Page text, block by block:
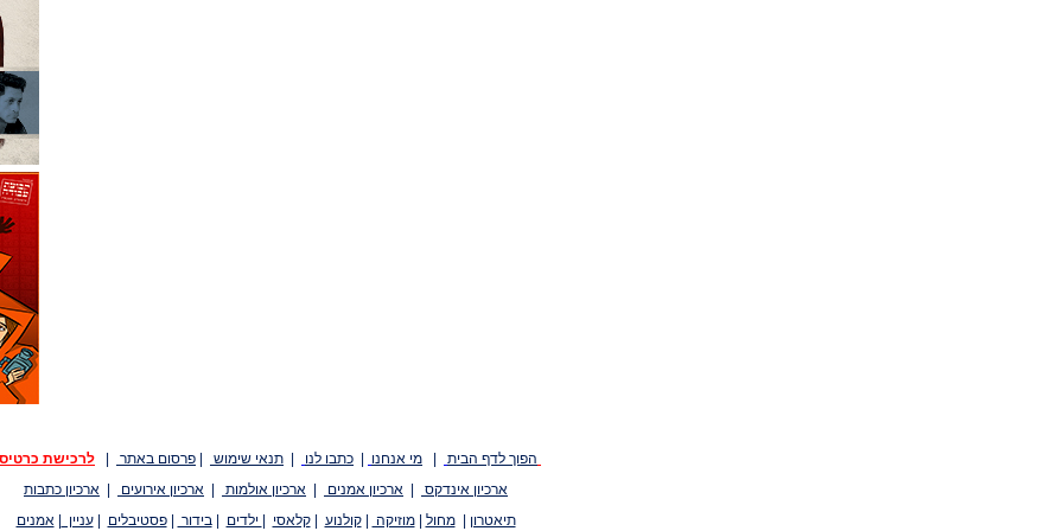
הפוך לדף הבית מי אנחנו כתבו לנו תנאי שימוש פרסום באתר
לרכישת
ארכיון אינדקס
ארכיון אמנים ארכיון אולמות ארכיון אירועים
ארכיון כתבות
תיאטרון
|מחול |מוזיקה |קולנוע |קלאסי ילדים |בידור |פסטיבלים |עניין |אמנים